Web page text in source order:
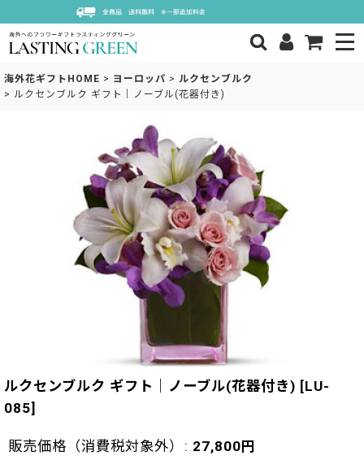
海外花ギフトHOME > ヨーロッパ > ルクセンブルク
> ルクセンブルク ギフト｜ノーブル(花器付き)
ルクセンブルク ギフト｜ノーブル(花器付き) [LU-
085]
販売価格（消費税対象外） : 27,800 円